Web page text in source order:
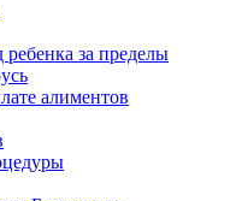
ребенка за пределы
алиментов